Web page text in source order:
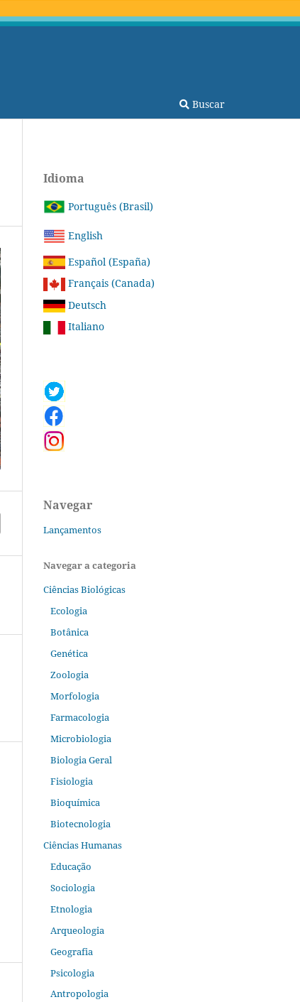
Buscar
Idioma
Português (Brasil)
English
Español (España)
Français (Canada)
Deutsch
Italiano
Navegar
Lançamentos
Navegar a categoria
Ciências Biológicas
Ecologia
Botânica
Genética
Zoologia
Morfologia
Farmacologia
Microbiologia
Biologia Geral
Fisiologia
Bioquímica
Biotecnologia
Ciências Humanas
Educação
Sociologia
Etnologia
Arqueologia
Geografia
Psicologia
Antropologia